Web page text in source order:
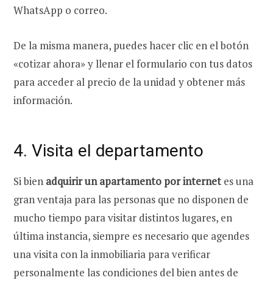
WhatsApp o correo.
De la misma manera, puedes hacer clic en el botón
«cotizar ahora» y llenar el formulario con tus datos
para acceder al precio de la unidad y obtener más
información.
4. Visita el departamento
Si bien adquirir un apartamento por internetes una
gran ventaja para las personas que no disponen de
mucho tiempo para visitar distintos lugares, en
última instancia, siempre es necesario que agendes
una visita con la inmobiliaria para verificar
personalmente las condiciones del bien antes de